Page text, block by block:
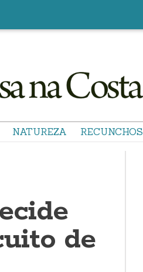
NATUREZA RECUNCHOS
de